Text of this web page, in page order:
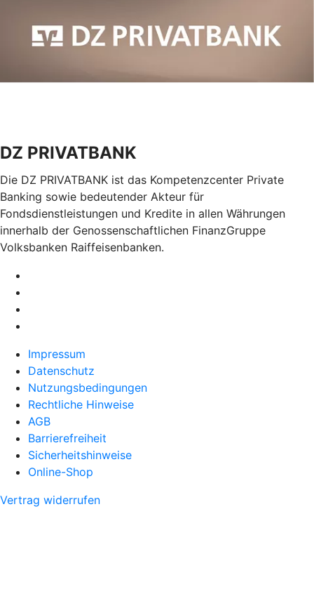
DZ PRIVATBANK
Die DZ PRIVATBANK ist das Kompetenzcenter Private
Banking sowie bedeutender Akteur für
Fondsdienstleistungen und Kredite in allen Währungen
innerhalb der Genossenschaftlichen FinanzGruppe
Volksbanken Raiffeisenbanken.
Impressum
Datenschutz
Nutzungsbedingungen
Rechtliche Hinweise
AGB
Barrierefreiheit
Sicherheitshinweise
Online-Shop
Vertrag widerrufen